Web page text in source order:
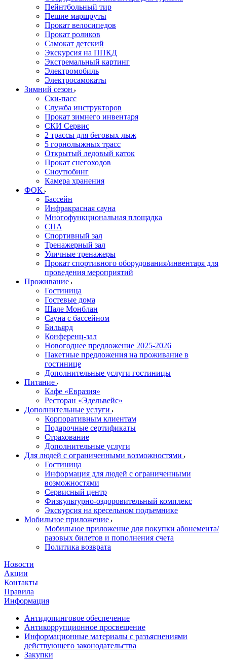
Пейнтбольный тир
Пешие маршруты
Прокат велосипедов
Прокат роликов
Самокат детский
Экскурсия на ППКД
Экстремальный картинг
Электромобиль
Электросамокаты
Зимний сезон
Ски-пасс
Служба инструкторов
Прокат зимнего инвентаря
СКИ Сервис
2 трассы для беговых лыж
5 горнолыжных трасс
Открытый ледовый каток
Прокат снегоходов
Сноутюбинг
Камера хранения
ФОК
Бассейн
Инфракрасная сауна
Многофункциональная площадка
СПА
Спортивный зал
Тренажерный зал
Уличные тренажеры
Прокат спортивного оборудования/инвентаря для
проведения мероприятий
Проживание
Гостиница
Гостевые дома
Шале Монблан
Сауна с бассейном
Бильярд
Конференц-зал
Новогоднее предложение 2025-2026
Пакетные предложения на проживание в
гостинице
Дополнительные услуги гостиницы
Питание
Кафе «Евразия»
Ресторан «Эдельвейс»
Дополнительные услуги
Корпоративным клиентам
Подарочные сертификаты
Страхование
Дополнительные услуги
Для людей с ограниченными возможностями
Гостиница
Информация для людей с ограниченными
возможностями
Сервисный центр
Физкультурно-оздоровительный комплекс
Экскурсия на кресельном подъемнике
Мобильное приложение
Мобильное приложение для покупки абонемента/
разовых билетов и пополнения счета
Политика возврата
Новости
Акции
Контакты
Правила
Информация
Антидопинговое обеспечение
Антикоррупционное просвещение
Информационные материалы с разъяснениями
действующего законодательства
Закупки